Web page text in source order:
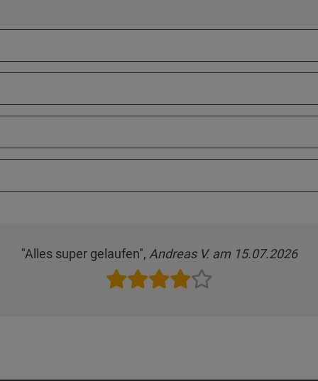
"Alles super gelaufen", Andreas V. am 15.07.2026